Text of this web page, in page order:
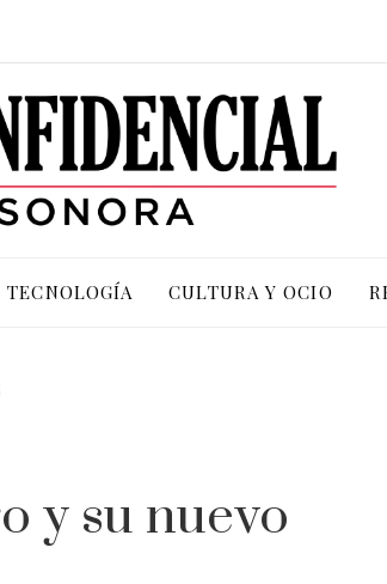
CULTURA Y OCIO
y su nuevo